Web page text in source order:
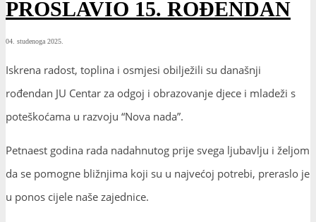
PROSLAVIO 15. ROĐENDAN
04. studenoga 2025.
Iskrena radost, toplina i osmjesi obilježili su današnji
rođendan JU Centar za odgoj i obrazovanje djece i mladeži s
poteškoćama u razvoju “Nova nada”.
Petnaest godina rada nadahnutog prije svega ljubavlju i željom
da se pomogne bližnjima koji su u najvećoj potrebi, preraslo je
u ponos cijele naše zajednice.